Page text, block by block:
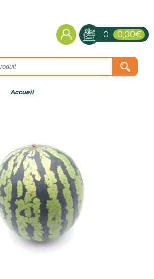
0 0,00€
Accueil